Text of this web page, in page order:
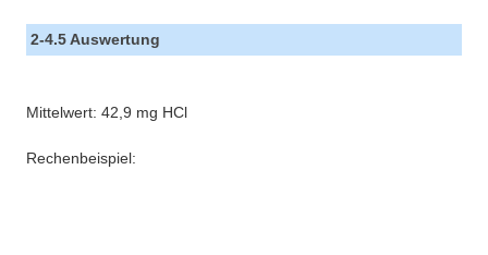
2-4.5 Auswertung
Mittelwert: 42,9 mg HCl
Rechenbeispiel: